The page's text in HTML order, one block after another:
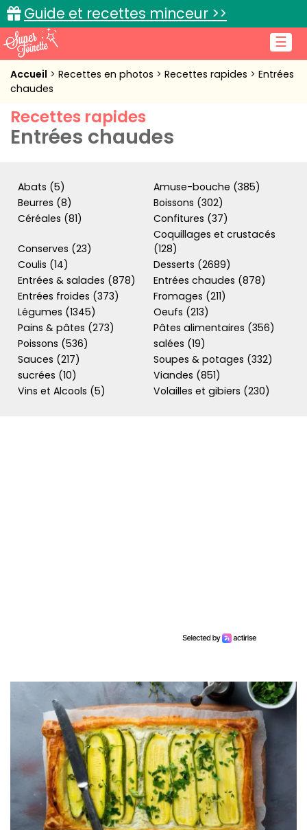
☰
Guide et recettes minceur >>
Accueil
Cuisine pratique
Connexion
Accueil Recettes en photos Recettes rapides
Entrées
chaudes
Recettes rapides
Entrées chaudes
Abats (5)
Amuse-bouche (385)
Beurres (8)
Boissons (302)
Céréales (81)
Confitures (37)
Conserves (23)
Coquillages et crustacés
(128)
Coulis (14)
Desserts (2689)
Entrées & salades (878)
Entrées chaudes (878)
Entrées froides (373)
Fromages (211)
Légumes (1345)
Oeufs (213)
Pains & pâtes (273)
Pâtes alimentaires (356)
Poissons (536)
salées (19)
Sauces (217)
Soupes & potages (332)
sucrées (10)
Viandes (851)
Vins et Alcools (5)
Volailles et gibiers (230)